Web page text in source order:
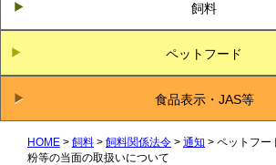
飼料
ペットフード
食品表示・JAS等
HOME 飼料 飼料関係法令 通知
ペットフー
粉等の当面の取扱いについて